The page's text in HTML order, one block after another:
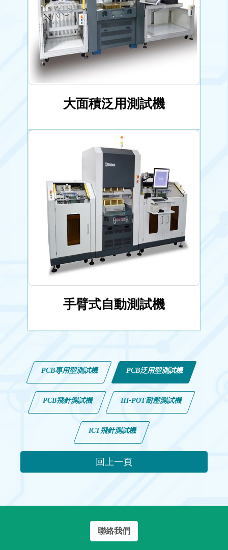
大面積泛用測試機
手臂式自動測試機
PCB專用型測試機 PCB泛用型測試機
PCB飛針測試機 HI-POT耐壓測試機
ICT飛針測試機
回上一頁
聯絡我們